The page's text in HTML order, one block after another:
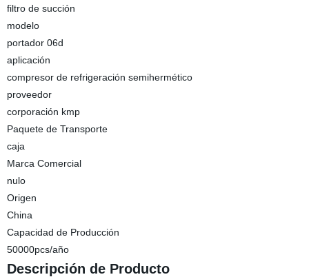
filtro de succión
modelo
portador 06d
aplicación
compresor de refrigeración semihermético
proveedor
corporación kmp
Paquete de Transporte
caja
Marca Comercial
nulo
Origen
China
Capacidad de Producción
50000pcs/año
Descripción de Producto